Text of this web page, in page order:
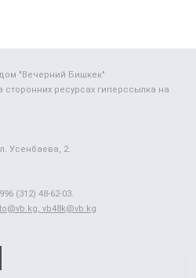
"Вечерний Бишкек"
ресурсах гиперссылка на
Усенбаева, 2.
(312) 48-62-03.
vb48k@vb.kg